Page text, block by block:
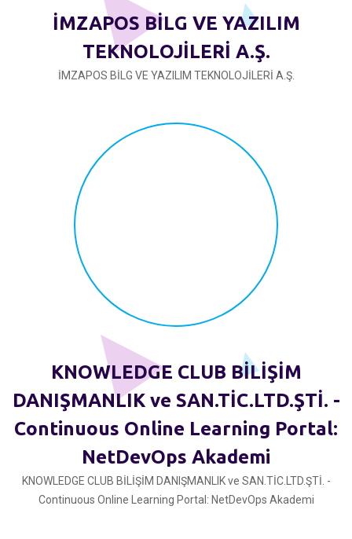
İMZAPOS BİLG VE YAZILIM
TEKNOLOJİLERİ A.Ş.
İMZAPOS BİLG VE YAZILIM TEKNOLOJİLERİ A.Ş.
KNOWLEDGE CLUB BİLİŞİM
DANIŞMANLIK ve SAN.TİC.LTD.ŞTİ. -
Continuous Online Learning Portal:
NetDevOps Akademi
KNOWLEDGE CLUB BİLİŞİM DANIŞMANLIK ve SAN.TİC.LTD.ŞTİ. -
Continuous Online Learning Portal: NetDevOps Akademi